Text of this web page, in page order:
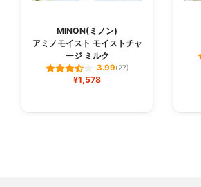
MINON(ミノン)
アミノモイスト モイストチャ
ージ ミルク
3.99(27)
¥1,578